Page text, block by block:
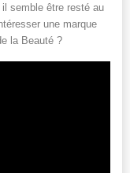
semble être resté au
une marque
la Beauté ?